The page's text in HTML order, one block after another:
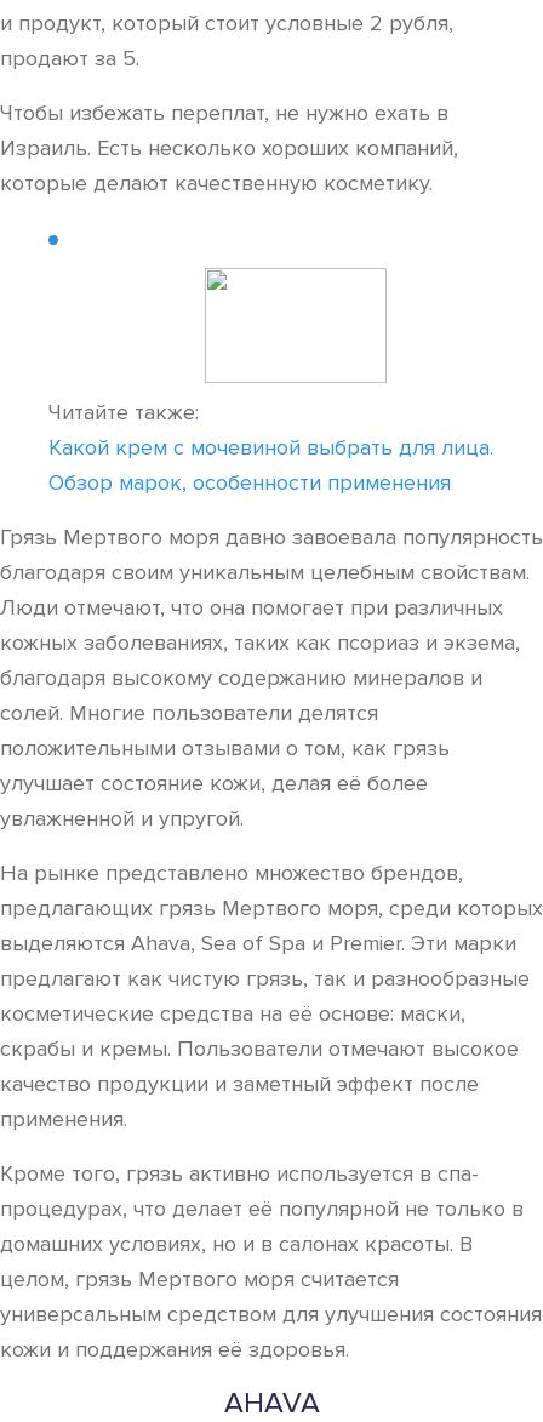
и продукт, который стоит условные 2 рубля,
продают за 5.
Чтобы избежать переплат, не нужно ехать в
Израиль. Есть несколько хороших компаний,
которые делают качественную косметику.
Читайте также:
Какой крем с мочевиной выбрать для лица.
Обзор марок, особенности применения
Грязь Мертвого моря давно завоевала популярность
благодаря своим уникальным целебным свойствам.
Люди отмечают, что она помогает при различных
кожных заболеваниях, таких как псориаз и экзема,
благодаря высокому содержанию минералов и
солей. Многие пользователи делятся
положительными отзывами о том, как грязь
улучшает состояние кожи, делая её более
увлажненной и упругой.
На рынке представлено множество брендов,
предлагающих грязь Мертвого моря, среди которых
выделяются Ahava, Sea of Spa и Premier. Эти марки
предлагают как чистую грязь, так и разнообразные
косметические средства на её основе: маски,
скрабы и кремы. Пользователи отмечают высокое
качество продукции и заметный эффект после
применения.
Кроме того, грязь активно используется в спа-
процедурах, что делает её популярной не только в
домашних условиях, но и в салонах красоты. В
целом, грязь Мертвого моря считается
универсальным средством для улучшения состояния
кожи и поддержания её здоровья.
AHAVA